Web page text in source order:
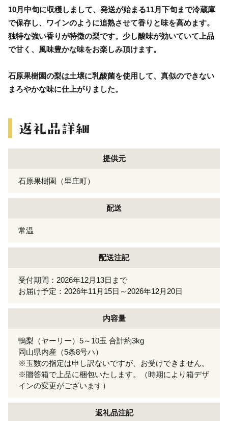
10月中旬に収穫しまして、発送が始まる11月下旬まで冷蔵庫
で保存し、ワインのように追熟させて香りと味を高めます。
独特な強い香りが特徴の梨です。少し酸味が効いていて上品
で甘く、風味豊かな味をお楽しみ頂けます。
石原果樹園の梨は土壌に乳酸菌を使用して、真似のできない
まろやかな味に仕上がりました。
提供元
石原果樹園（里庄町）
配送
常温
配送注記
受付期間：2026年12月13日まで
お届け予定：2026年11月15日～2026年12月20日
内容量
鴨梨（ヤーリー）5～10玉 合計約3kg
岡山県内産（5条8号ハ）
※玉数の指定は申し訳ないですが、お受けできません。
※贈答箱で上品に梱包いたします。（時期により箱デザ
インの変更がございます）
返礼品注記